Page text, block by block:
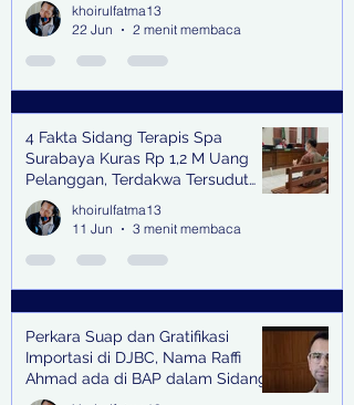
dan Pengendali Banjir
khoirulfatma13
22 Jun
2 menit membaca
4 Fakta Sidang Terapis Spa
Surabaya Kuras Rp 1,2 M Uang
Pelanggan, Terdakwa Tersudut
oleh Keterangan Saksi Kunci
khoirulfatma13
11 Jun
3 menit membaca
Perkara Suap dan Gratifikasi
Importasi di DJBC, Nama Raffi
Ahmad ada di BAP dalam Sidang